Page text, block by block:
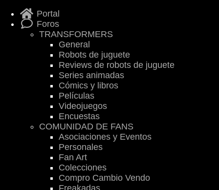
Portal
Foros
TRANSFORMERS
General
Robots de juguete
Reviews de robots de juguete
Series animadas
Cómics y libros
Películas
Videojuegos
Encuestas
COMUNIDAD DE FANS
Asociaciones y Eventos
Personales
Fan Art
Colecciones
Compro Cambio Vendo
Freakadas